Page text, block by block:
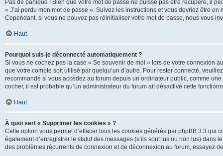
Pas de panique ! Bien que votre mot de passe ne puisse pas être récupéré, il
« J’ai perdu mon mot de passe ». Suivez les instructions et vous devriez être
Cependant, si vous ne pouvez pas réinitialiser votre mot de passe, nous vous
Haut
Pourquoi suis-je déconnecté automatiquement ?
Si vous ne cochez pas la case « Se souvenir de moi » lors de votre connexion
que votre compte soit utilisé par quelqu’un d’autre. Pour rester connecté,
recommandé si vous accédez au forum depuis un ordinateur public, comme
cocher, il est probable qu’un administrateur du forum ait désactivé cette
Haut
À quoi sert « Supprimer les cookies » ?
Cette option vous permet d’effacer tous les cookies générés par phpBB 3.3
également d’enregistrer le statut des messages (s’ils sont lus ou non lus)
des problèmes récurrents de connexion et de déconnexion au forum, essayez